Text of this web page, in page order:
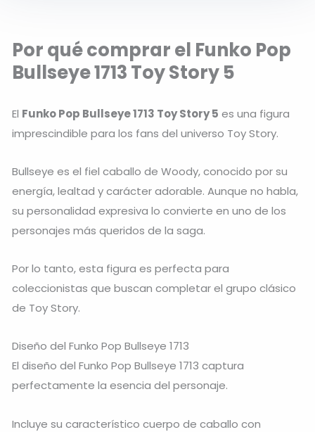
Por qué comprar el Funko Pop
Bullseye 1713 Toy Story 5
El Funko Pop Bullseye 1713 Toy Story 5 es una figura
imprescindible para los fans del universo Toy Story.
Bullseye es el fiel caballo de Woody, conocido por su
energía, lealtad y carácter adorable. Aunque no habla,
su personalidad expresiva lo convierte en uno de los
personajes más queridos de la saga.
Por lo tanto, esta figura es perfecta para
coleccionistas que buscan completar el grupo clásico
de Toy Story.
Diseño del Funko Pop Bullseye 1713
El diseño del Funko Pop Bullseye 1713 captura
perfectamente la esencia del personaje.
Incluye su característico cuerpo de caballo con